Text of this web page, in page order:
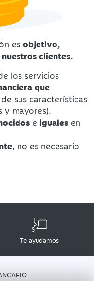
es objetivo,
clientes.
los servicios
que
sus características
y mayores).
e iguales en
, no es necesario
Te ayudamos